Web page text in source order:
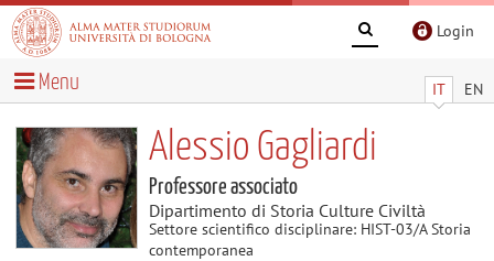
Login
IT EN
Menu
Alessio Gagliardi
Professore associato
Dipartimento di Storia Culture Civiltà
Settore scientifico disciplinare: HIST-03/A Storia
contemporanea